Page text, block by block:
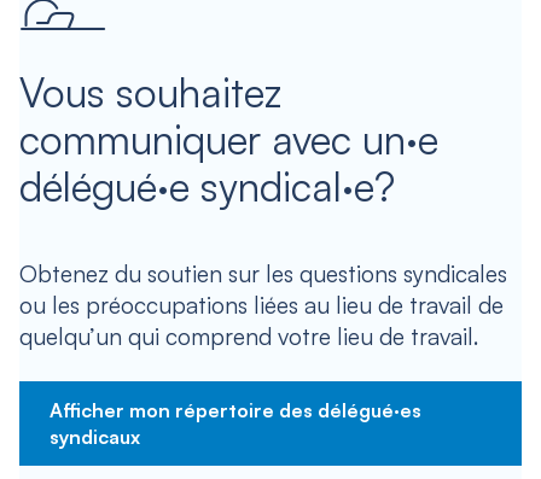
Vous souhaitez
communiquer avec un·e
délégué·e syndical·e?
Obtenez du soutien sur les questions syndicales
ou les préoccupations liées au lieu de travail de
quelqu’un qui comprend votre lieu de travail.
Afficher mon répertoire des délégué·es
syndicaux